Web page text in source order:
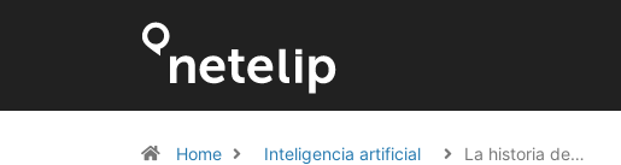
Home Inteligencia artificial La historia de…